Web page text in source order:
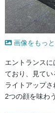
画像をもっ
エントランス
ており、見て
ライトアップ
2つの顔を味わ